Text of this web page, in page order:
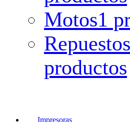
Motos1
Repuestos
productos
Impresoras